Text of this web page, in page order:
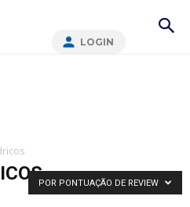
LOGIN
POR PONTUAÇÃO DE REVIEW